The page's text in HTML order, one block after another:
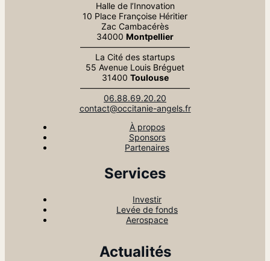
Halle de l’Innovation
10 Place Françoise Héritier
Zac Cambacérès
34000 Montpellier
—————————————
La Cité des startups
55 Avenue Louis Bréguet
31400 Toulouse
—————————————
06.88.69.20.20
contact@occitanie-angels.fr
À propos
Sponsors
Partenaires
Services
Investir
Levée de fonds
Aerospace
Actualités